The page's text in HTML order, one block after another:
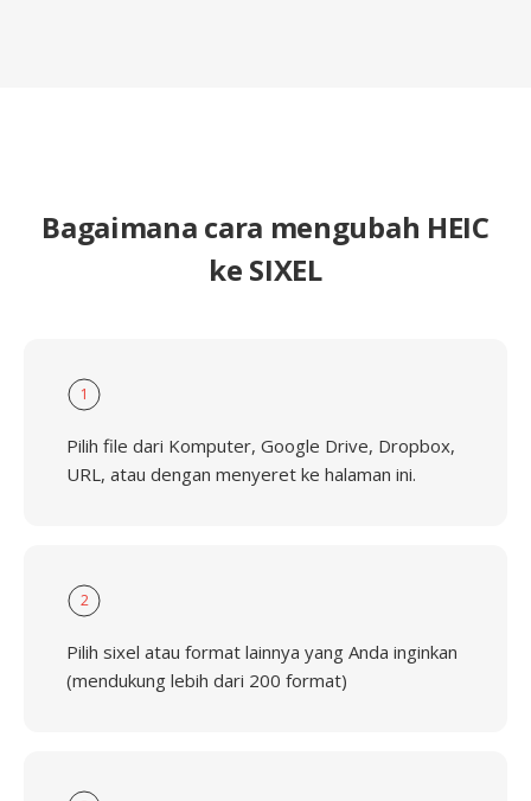
Bagaimana cara mengubah HEIC
ke SIXEL
1
Pilih file dari Komputer, Google Drive, Dropbox,
URL, atau dengan menyeret ke halaman ini.
2
Pilih sixel atau format lainnya yang Anda inginkan
(mendukung lebih dari 200 format)